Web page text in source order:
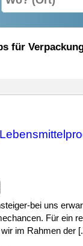
für
bei uns
Für ein
im Rahmen der